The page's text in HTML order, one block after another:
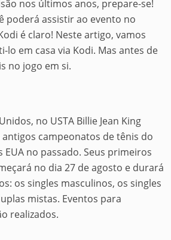
nos últimos anos, prepare-se!
poderá assistir ao evento no
é claro! Neste artigo, vamos
em casa via Kodi. Mas antes de
no jogo em si.
no USTA Billie Jean King
campeonatos de tênis do
no passado. Seus primeiros
no dia 27 de agosto e durará
os singles masculinos, os singles
mistas. Eventos para
realizados.